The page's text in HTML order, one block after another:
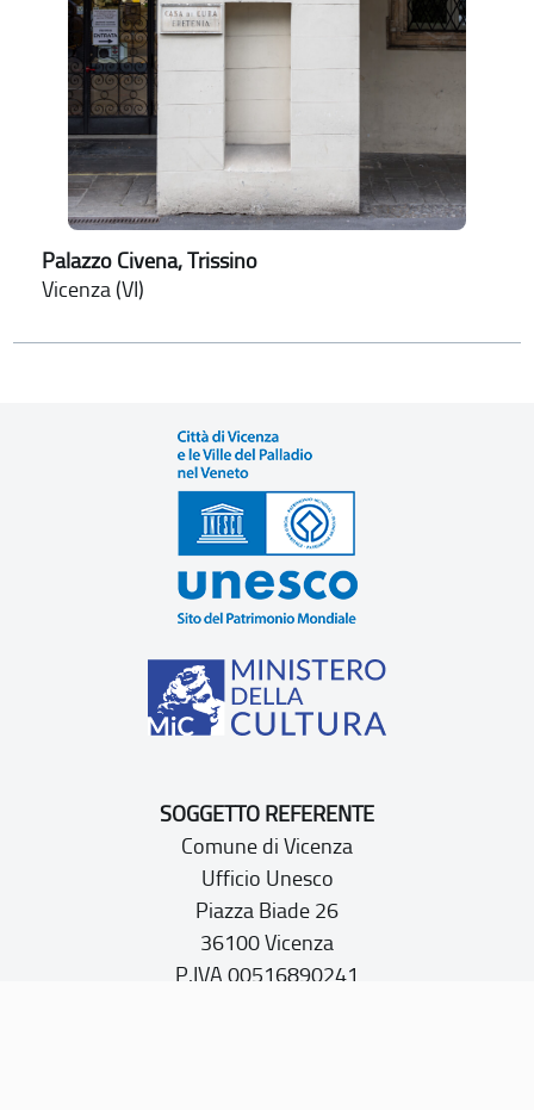
Palazzo Civena, Trissino
Vicenza (VI)
SOGGETTO REFERENTE
Comune di Vicenza
Ufficio Unesco
Piazza Biade 26
36100 Vicenza
P.IVA 00516890241